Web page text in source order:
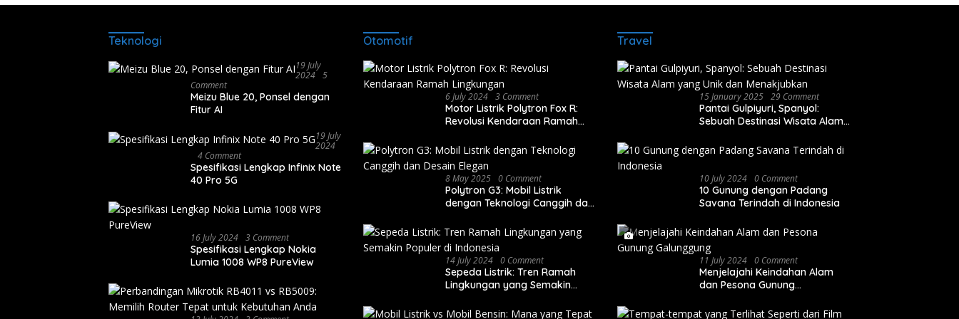
Teknologi
19 July
2024 5
Comment
Meizu Blue 20, Ponsel dengan
Fitur AI
19 July
2024
4 Comment
Spesifikasi Lengkap Infinix Note
40 Pro 5G
16 July 2024 3 Comment
Spesifikasi Lengkap Nokia
Lumia 1008 WP8 PureView
Otomotif
6 July 2024 3 Comment
Motor Listrik Polytron Fox R:
Revolusi Kendaraan Ramah
8 May 2025 0 Comment
Polytron G3: Mobil Listrik
dengan Teknologi Canggih dan
14 July 2024 0 Comment
Sepeda Listrik: Tren Ramah
Lingkungan yang Semakin
Travel
15 January 2025 29 Comment
Pantai Gulpiyuri, Spanyol:
Sebuah Destinasi Wisata Alam
10 July 2024 0 Comment
10 Gunung dengan Padang
Savana Terindah di Indonesia
11 July 2024 0 Comment
Menjelajahi Keindahan Alam
dan Pesona Gunung